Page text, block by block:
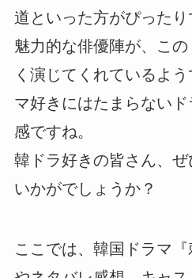
道といった方がぴったり
魅力的な俳優陣が、こ
く演じてくれているよ
マ好きにはたまらない
感ですね。
韓ドラ好きの皆さん、
いかがでしょうか？
ここでは、韓国ドラマ